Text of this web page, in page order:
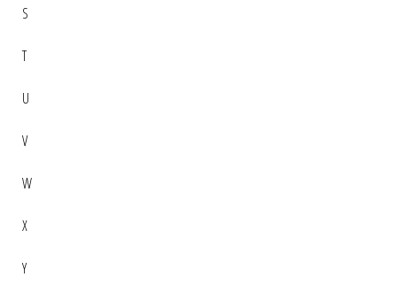
S
T
U
V
W
X
Y